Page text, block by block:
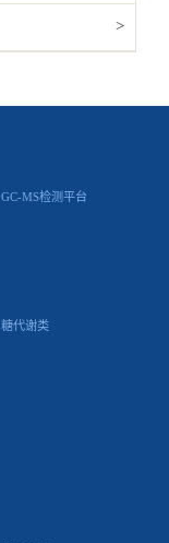
>
GC-MS检测平台
糖代谢类